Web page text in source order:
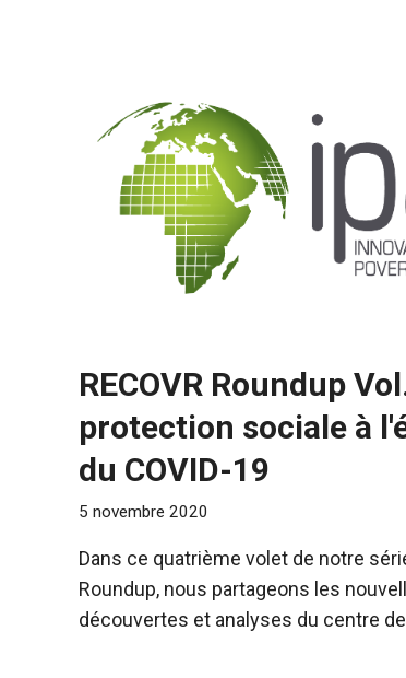
RECOVR Roundup
protection sociale à
du COVID-19
5 novembre 2020
Dans ce quatrième volet de notre
Roundup, nous partageons les
découvertes et analyses du centre